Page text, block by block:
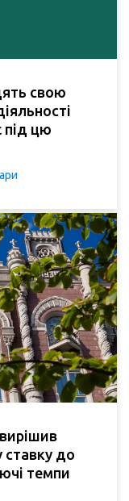
свою
під цю
ставку до
темпи